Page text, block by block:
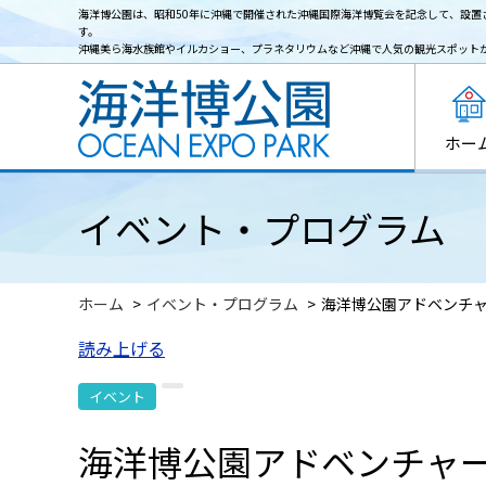
海洋博公園は、昭和50年に沖縄で開催された沖縄国際海洋博覧会を記念して、設置
す。
沖縄美ら海水族館やイルカショー、プラネタリウムなど沖縄で人気の観光スポット
ホー
イベント・プログラム
ホーム イベント・プログラム 海洋博公園アドベンチ
読み上げる
イベント
海洋博公園アドベンチャ